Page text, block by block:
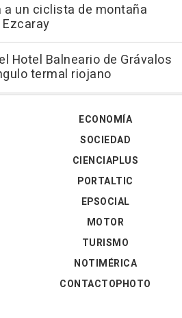
a un ciclista de montaña
Hotel Balneario de Grávalos
termal riojano
ECONOMÍA
SOCIEDAD
CIENCIAPLUS
PORTALTIC
EPSOCIAL
MOTOR
TURISMO
NOTIMÉRICA
CONTACTOPHOTO